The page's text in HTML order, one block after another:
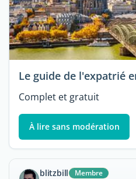
Le guide de l'expatrié
Complet et gratuit
À lire sans modération
blitzbill Membre